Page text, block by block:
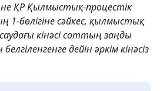
ҚР Қылмыстық-процестік
1-бөлігіне сәйкес, қылмыстық
кінәсі соттың заңды
дейін әркім кінәсіз